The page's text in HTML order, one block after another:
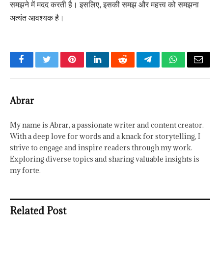
समझने में मदद करती है। इसलिए, इसकी समझ और महत्त्व को समझना
अत्यंत आवश्यक है।
FacebookTwitterPinterestLinkedInRedditTelegramWhatsApp
Email
Abrar
My name is Abrar, a passionate writer and content creator.
With a deep love for words and a knack for storytelling, I
strive to engage and inspire readers through my work.
Exploring diverse topics and sharing valuable insights is
my forte.
Related Post